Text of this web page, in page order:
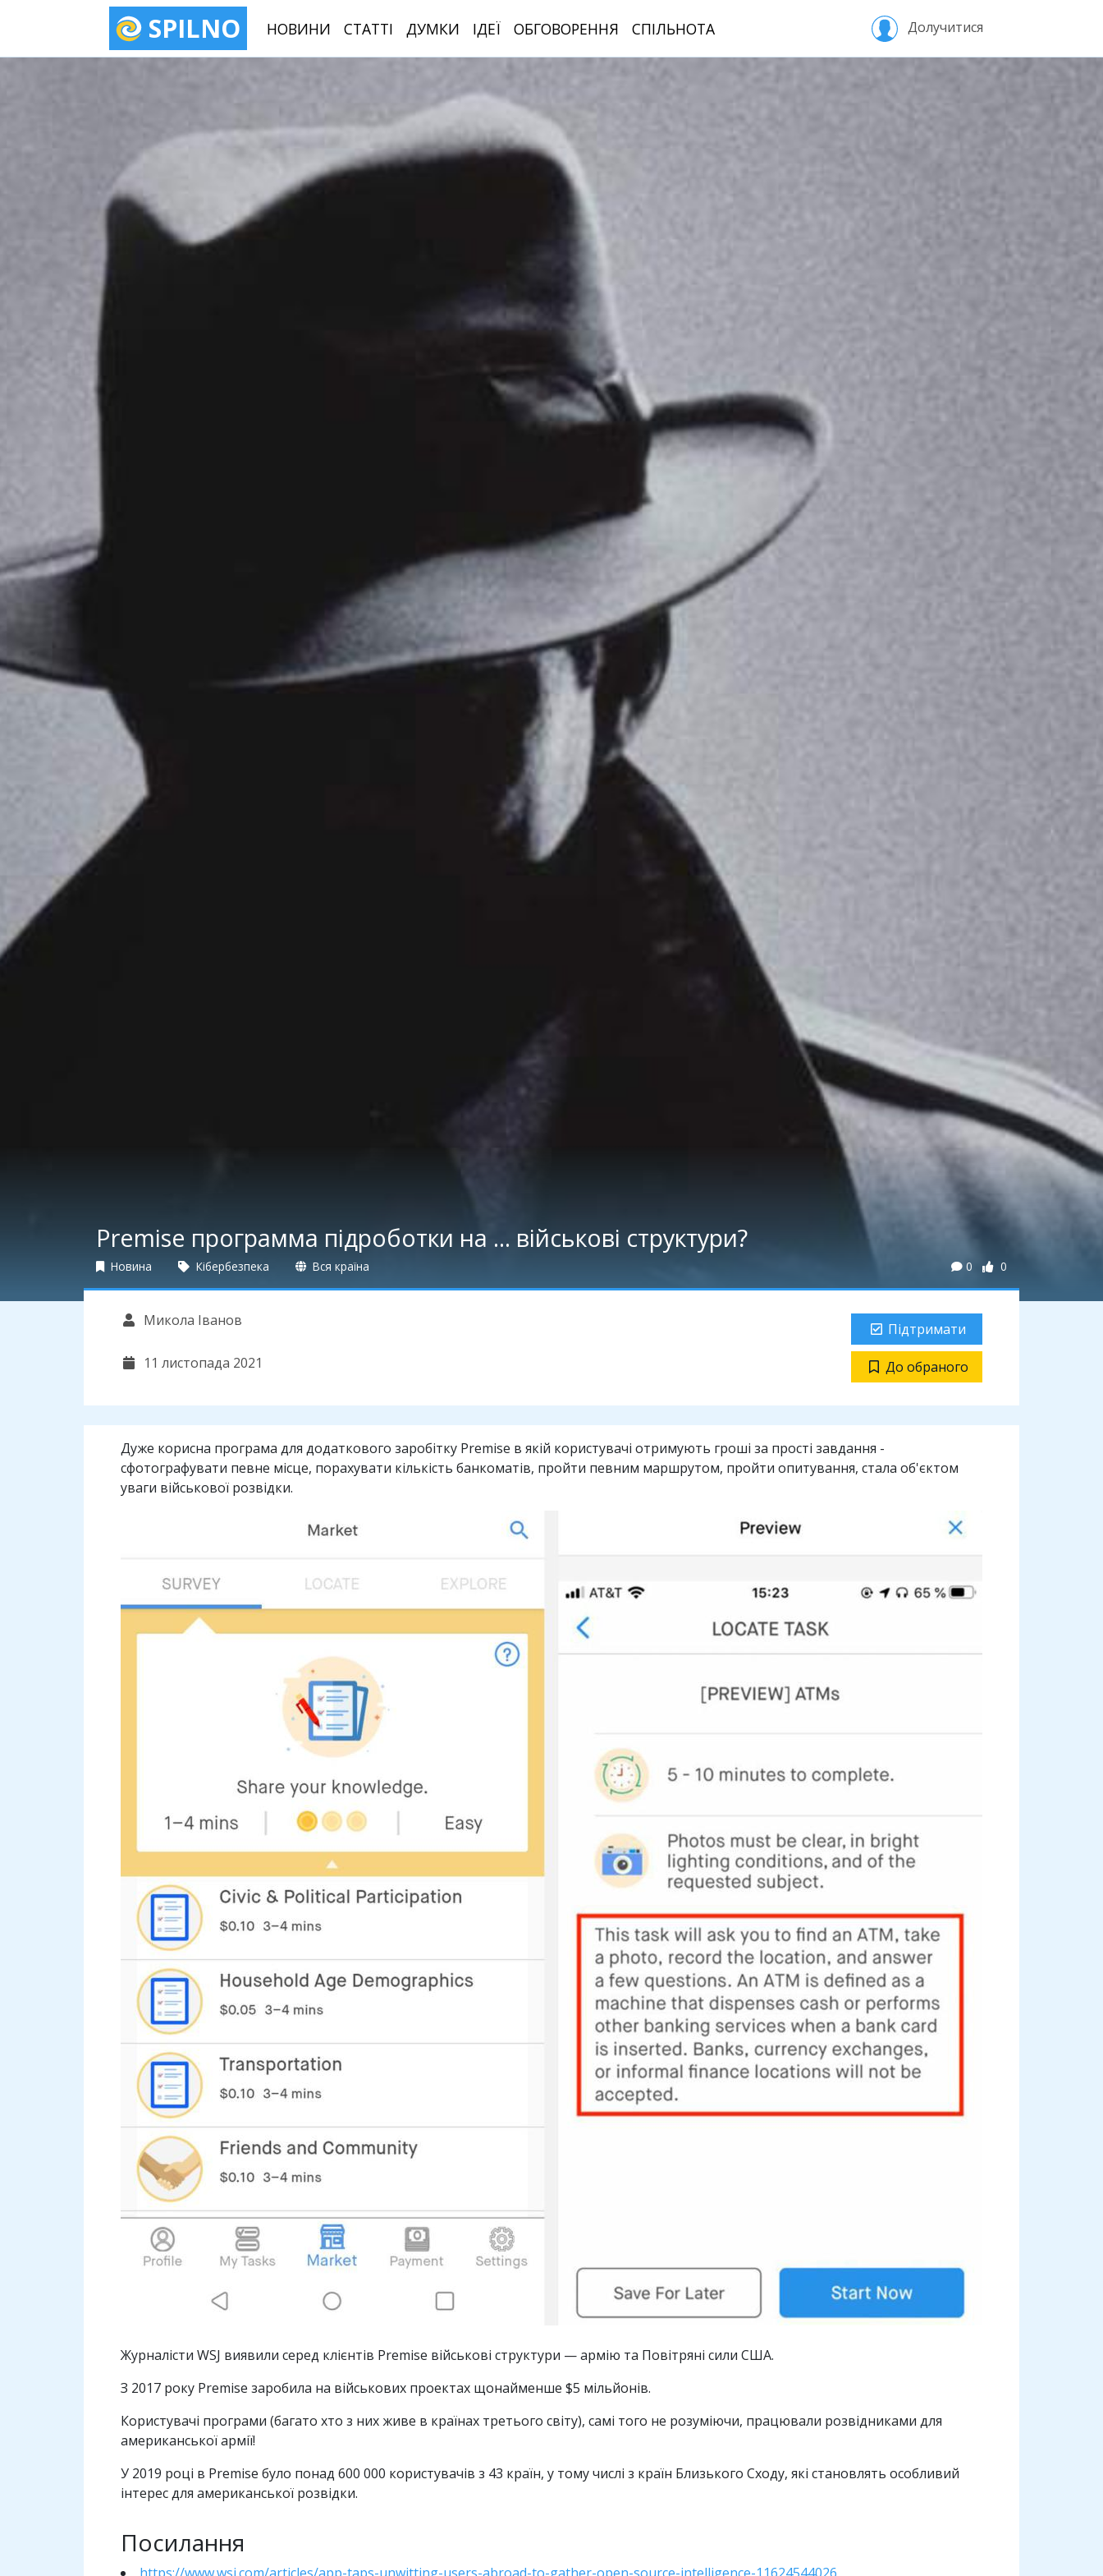
SPILNO НОВИНИ СТАТТІ ДУМКИ ІДЕЇ ОБГОВОРЕННЯ СПІЛЬНОТА Долучитися
Premise программа підроботки на ... військові структури?
Новина Кібербезпека Вся країна 0 0
Микола Іванов
11 листопада 2021
Підтримати
До обраного
Дуже корисна програма для додаткового заробітку Premise в якій користувачі отримують гроші за прості завдання -
сфотографувати певне місце, порахувати кількість банкоматів, пройти певним маршрутом, пройти опитування, стала об'єктом
уваги військової розвідки.
Журналісти WSJ виявили серед клієнтів Premise військові структури — армію та Повітряні сили США.
З 2017 року Premise заробила на військових проектах щонайменше $5 мільйонів.
Користувачі програми (багато хто з них живе в країнах третього світу), самі того не розуміючи, працювали розвідниками для
американської армії!
У 2019 році в Premise було понад 600 000 користувачів з 43 країн, у тому числі з країн Близького Сходу, які становлять особливий
інтерес для американської розвідки.
Посилання